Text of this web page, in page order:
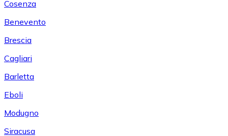
Cosenza
Benevento
Brescia
Cagliari
Barletta
Eboli
Modugno
Siracusa